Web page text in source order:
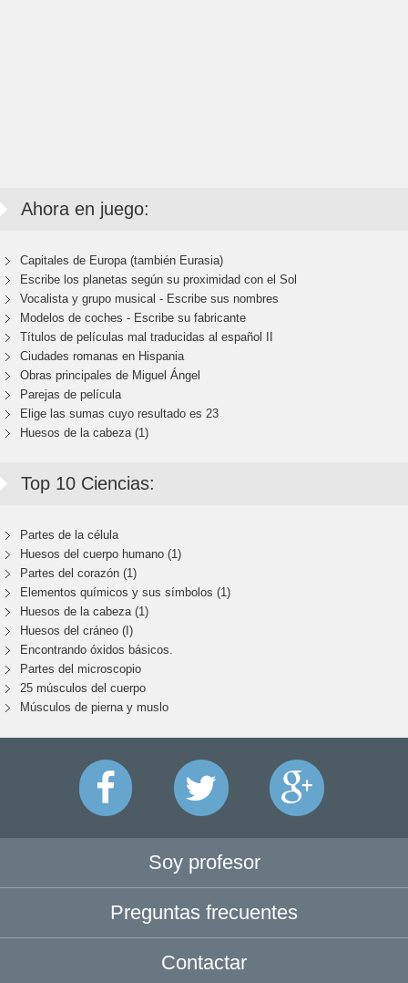
Ahora en juego:
Capitales de Europa (también Eurasia)
Escribe los planetas según su proximidad con el Sol
Vocalista y grupo musical - Escribe sus nombres
Modelos de coches - Escribe su fabricante
Títulos de películas mal traducidas al español II
Ciudades romanas en Hispania
Obras principales de Miguel Ángel
Parejas de película
Elige las sumas cuyo resultado es 23
Huesos de la cabeza (1)
Top 10 Ciencias:
Partes de la célula
Huesos del cuerpo humano (1)
Partes del corazón (1)
Elementos químicos y sus símbolos (1)
Huesos de la cabeza (1)
Huesos del cráneo (I)
Encontrando óxidos básicos.
Partes del microscopio
25 músculos del cuerpo
Músculos de pierna y muslo
Soy profesor
Preguntas frecuentes
Contactar